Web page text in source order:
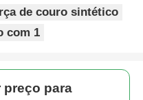
de couro sintético
com 1
preço para